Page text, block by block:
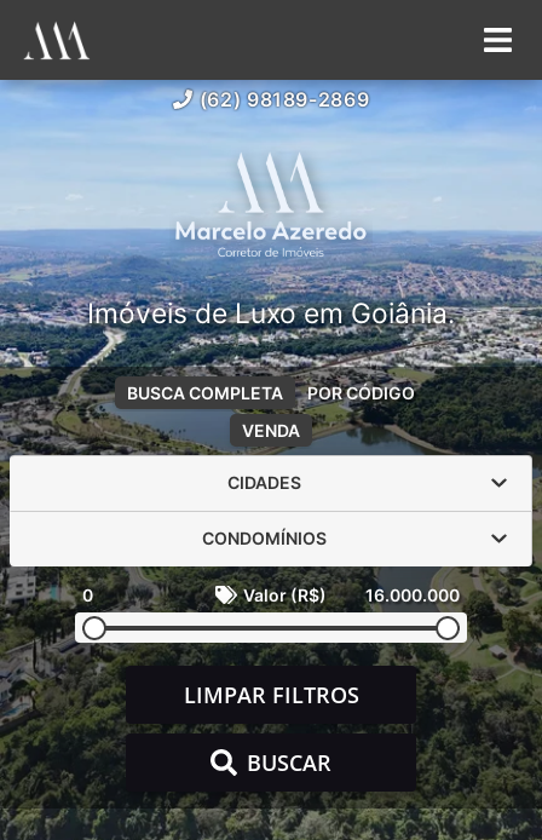
(62) 98189-2869
Imóveis de Luxo em Goiânia.
VENDA
BUSCA COMPLETA POR CÓDIGO
CIDADES
CONDOMÍNIOS
0 Valor (R$) 16.000.000
LIMPAR FILTROS
BUSCAR